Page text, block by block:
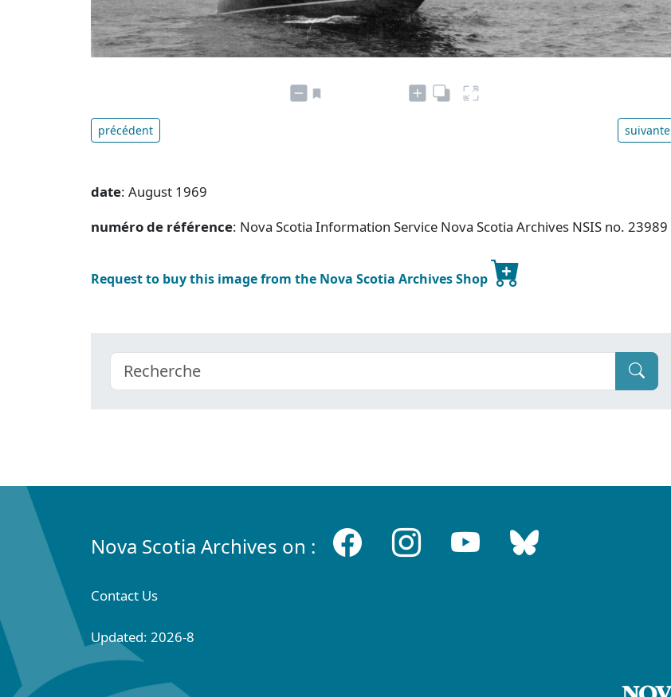
précédent suivante
date: August 1969
numéro de référence: Nova Scotia Information Service Nova Scotia Archives NSIS no. 23989
Request to buy this image from the Nova Scotia Archives Shop
Nova Scotia Archives on :
Contact Us
Updated: 2026-8